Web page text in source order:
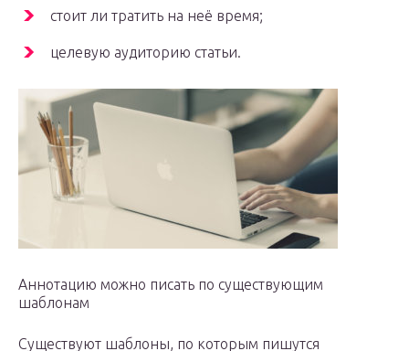
стоит ли тратить на неё время;
целевую аудиторию статьи.
Аннотацию можно писать по существующим
шаблонам
Существуют шаблоны, по которым пишутся